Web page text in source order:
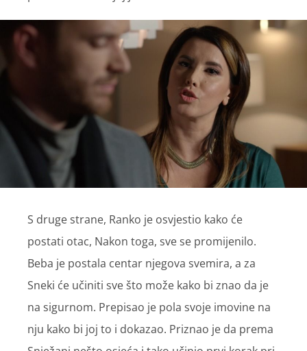
S druge strane, Ranko je osvjestio kako će
postati otac, Nakon toga, sve se promijenilo.
Beba je postala centar njegova svemira, a za
Sneki će učiniti sve što može kako bi znao da je
na sigurnom. Prepisao je pola svoje imovine na
nju kako bi joj to i dokazao. Priznao je da prema